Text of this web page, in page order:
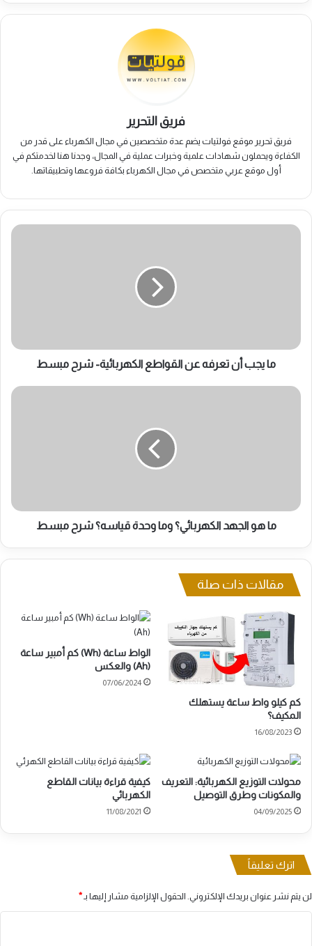
فريق التحرير
فريق تحرير موقع فولتيات يضم عدة متخصصين في مجال الكهرباء على قدر من
الكفاءة ويحملون شهادات علمية وخبرات عملية في المجال، وجدنا هنا لخدمتكم في
أول موقع عربي متخصص في مجال الكهرباء بكافة فروعها وتطبيقاتها.
ما
مبسط
ما يجب أن تعرفه عن القواطع الكهربائية- شرح مبسط
ما
مبسط
ما هو الجهد الكهربائي؟ وما وحدة قياسه؟ شرح مبسط
مقالات ذات صلة
كم كيلو واط ساعة يستهلك
المكيف؟
16/08/2023
الواط ساعة (Wh) كم أمبير ساعة
(Ah) والعكس
07/06/2024
محولات التوزيع الكهربائية: التعريف
والمكونات وطرق التوصيل
04/09/2025
كيفية قراءة بيانات القاطع
الكهربائي
11/08/2021
اترك تعليقاً
لن يتم نشر عنوان بريدك الإلكتروني. الحقول الإلزامية مشار إليها بـ*